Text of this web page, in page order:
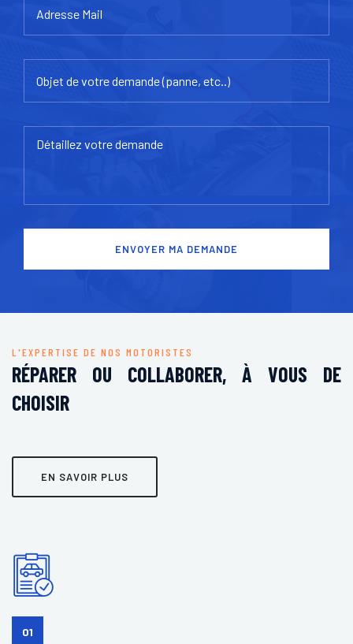
ENVOYER MA DEMANDE
L'EXPERTISE DE NOS MOTORISTES
RÉPARER OU COLLABORER, À VOUS DE
CHOISIR
EN SAVOIR PLUS
01